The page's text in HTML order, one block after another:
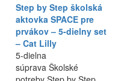
Step by Step školská
aktovka SPACE pre
prvákov – 5-dielny set
– Cat Lilly
5-dielna
súprava Školské